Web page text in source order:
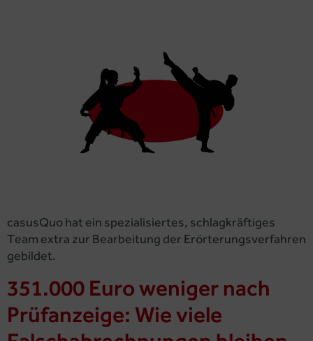
casusQuo hat ein spezialisiertes, schlagkräftiges
Team extra zur Bearbeitung der Erörterungsverfahren
gebildet.
351.000 Euro weniger nach
Prüfanzeige: Wie viele